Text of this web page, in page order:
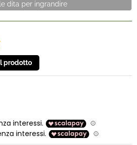
Convenzioni
Lavora Con Noi